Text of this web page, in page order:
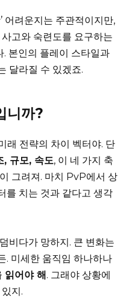
어려운지는 주관적이지만,
고와 숙련도를 요구하는
본인의 플레이 스타일과
달라질 수 있겠죠.
니까?
래 전략의 차이 벡터야. 단
, 규모, 속도, 이 네 가지 축
그려져. 마치 PvP에서 상
를 치는 것과 같다고 생각
비다가 망하지. 큰 변화는
. 미세한 움직임 하나하나
읽어야 해. 그래야 상황에
지.